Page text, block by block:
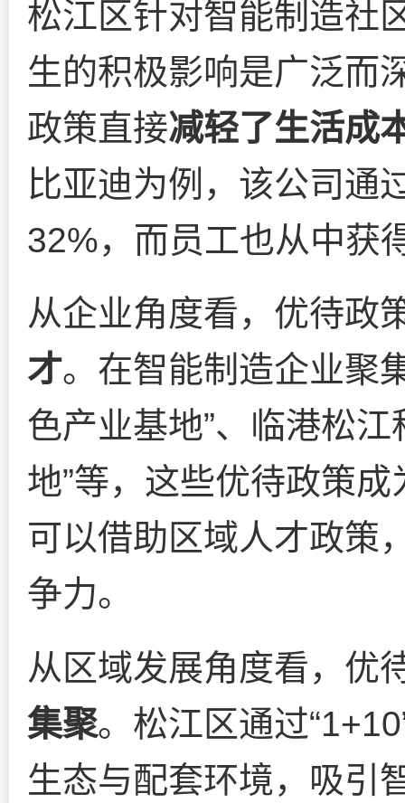
松江区针对智能制造社
生的积极影响是广泛而
政策直接减轻了生活成
比亚迪为例，该公司通
32%，而员工也从中获
从企业角度看，优待政
才。在智能制造企业聚
色产业基地”、临港松
地”等，这些优待政策
可以借助区域人才政策
争力。
从区域发展角度看，优
集聚。松江区通过
生态与配套环境，吸引